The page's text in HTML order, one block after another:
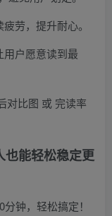
劳，提升耐心。
用户愿意读到最
对比图 或 完读率
也能轻松稳定更
钟，轻松搞定！